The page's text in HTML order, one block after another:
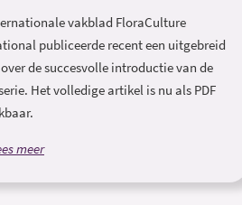
vakblad FloraCulture
publiceerde recent een uitgebreid
de succesvolle introductie van de
Het volledige artikel is nu als PDF
meer